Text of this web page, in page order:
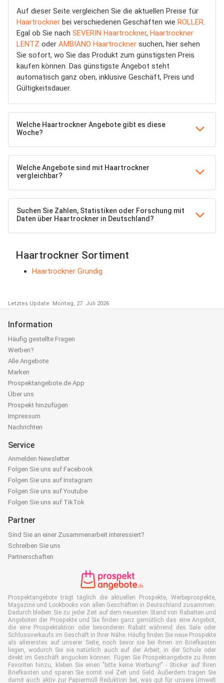
Auf dieser Seite vergleichen Sie die aktuellen Preise für
Haartrockner bei verschiedenen Geschäften wie ROLLER
Egal ob Sie nach SEVERIN Haartrockner, Haartrockner
LENTZ oder AMBIANO Haartrockner suchen, hier sehen
Sie sofort, wo Sie das Produkt zum günstigsten Preis
kaufen können. Das günstigste Angebot steht
automatisch ganz oben, inklusive Geschäft, Preis und
Gültigkeitsdauer.
Welche Haartrockner Angebote gibt es diese
Woche?
Welche Angebote sind mit Haartrockner
vergleichbar?
Suchen Sie Zahlen, Statistiken oder Forschung mit
Daten über Haartrockner in Deutschland?
Haartrockner Sortiment
Haartrockner Grundig
Letztes Update: Montag, 27. Juli 2026
Information
Häufig gestellte Fragen
Werben?
Alle Angebote
Marken
Prospektangebote.de App
Über uns
Prospekt hinzufügen
Impressum
Nachrichten
Service
Anmelden Newsletter
Folgen Sie uns auf Facebook
Folgen Sie uns auf Instagram
Folgen Sie uns auf Youtube
Folgen Sie uns auf TikTok
Partner
Sind Sie an einer Zusammenarbeit interessiert?
Schreiben Sie uns
Partnerschaften
Prospektangebote trägt täglich die aktuellen Prospekte, Werbeprospekte,
Magazine und Lookbooks von allen Geschäften in Deutschland zusammen.
Dadurch bleiben Sie zu jeder Zeit auf dem neuesten Stand von Rabatten und
Angeboten der Prospekte und Sie finden ganz gemütlich das eine Angebot,
die eine Prospektaktion oder besonderen Rabatt während des Sale oder
Schlussverkaufs im Geschäft in Ihrer Nähe. Häufig finden Sie neue Prospekte
als allererstes auf unserer Seite, noch bevor sie bei Ihnen im Briefkasten
liegen, wodurch Sie sie natürlich auch auf der Arbeit, in der Schule oder
direkt im Geschäft angucken können. Fügen Sie Prospektangebote zu Ihren
Favoriten hinzu, kleben Sie einen "bitte keine Werbung!" - Sticker auf Ihren
Briefkasten und sparen Sie somit viel Zeit und Geld. Außerdem tragen Sie
damit auch aktiv zur Papiermüll Reduktion bei, was gut für unsere Umwelt